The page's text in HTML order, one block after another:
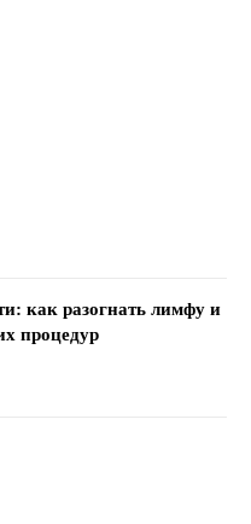
как разогнать лимфу и
процедур